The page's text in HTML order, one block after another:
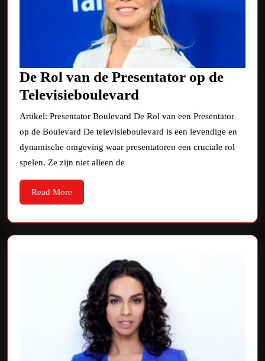
De Rol van de Presentator op de
Televisieboulevard
Rol
van
de
Televisieboulevard
Artikel: Presentator Boulevard De Rol van een Presentator
op de Boulevard De televisieboulevard is een levendige en
dynamische omgeving waar presentatoren een cruciale rol
spelen. Ze zijn niet alleen de
Read More
More